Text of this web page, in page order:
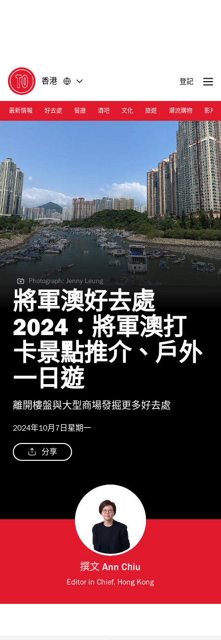
香港 登記
最新情報 好去處 餐廳 酒吧 文化 旅遊 潮流購物 影片
Photograph: Jenny Leung
Photograph: Jenny Leung
將軍澳好去處
2024：將軍澳打
卡景點推介、戶外
一日遊
離開樓盤與大型商場發掘更多好去處
2024年10月7日星期一
分享
撰文Ann Chiu
Editor in Chief, Hong Kong